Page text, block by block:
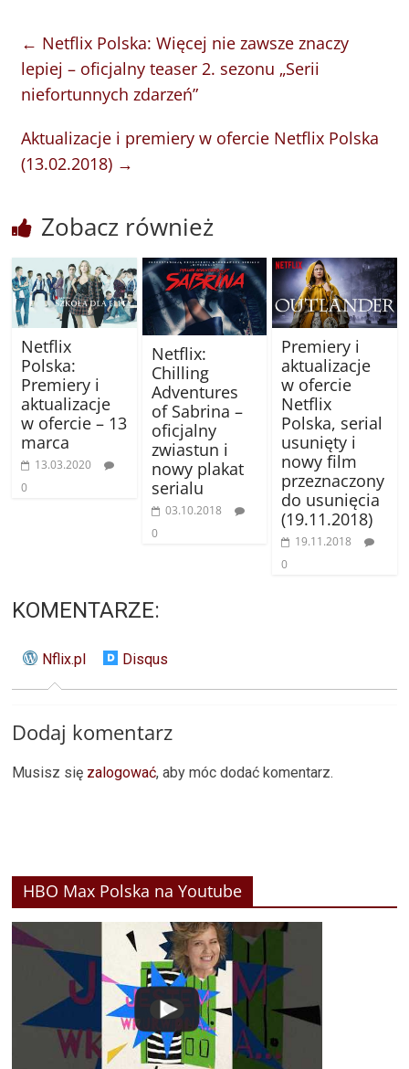
← Netflix Polska: Więcej nie zawsze znaczy
lepiej – oficjalny teaser 2. sezonu „Serii
niefortunnych zdarzeń”
Aktualizacje i premiery w ofercie Netflix Polska
(13.02.2018) →
Zobacz również
Netflix
Polska:
Premiery i
aktualizacje
w ofercie – 13
marca
13.03.2020
0
Netflix:
Chilling
Adventures
of Sabrina –
oficjalny
zwiastun i
nowy plakat
serialu
03.10.2018
0
Premiery i
aktualizacje
w ofercie
Netflix
Polska, serial
usunięty i
nowy film
przeznaczony
do usunięcia
(19.11.2018)
19.11.2018
0
KOMENTARZE:
Nflix.pl Disqus
Dodaj komentarz
Musisz się zalogować, aby móc dodać komentarz.
HBO Max Polska na Youtube